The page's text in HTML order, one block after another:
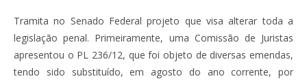
Tramita no Senado Federal projeto que visa alterar toda a
legislação penal. Primeiramente, uma Comissão de Juristas
apresentou o PL 236/12, que foi objeto de diversas emendas,
tendo sido substituído, em agosto do ano corrente, por